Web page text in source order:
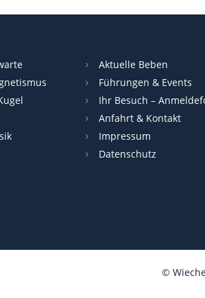
Aktuelle Beben
Führungen & Events
Ihr Besuch –
Anfahrt & Kontakt
Impressum
Datenschutz
©